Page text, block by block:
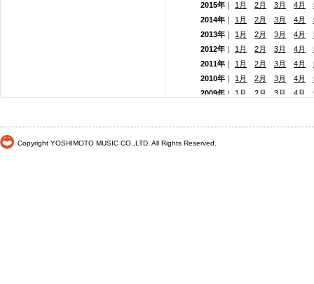
2015年 ｜ 1月 2月 3月 4月
2014年 ｜ 1月 2月 3月 4月
2013年 ｜ 1月 2月 3月 4月
2012年 ｜ 1月 2月 3月 4月
2011年 ｜ 1月 2月 3月 4月
2010年 ｜ 1月 2月 3月 4月
2009年 ｜ 1月 2月 3月 4月
Copyright YOSHIMOTO MUSIC CO.,LTD. All Rights Reserved.